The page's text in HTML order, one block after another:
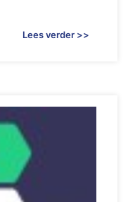
Lees verder >>